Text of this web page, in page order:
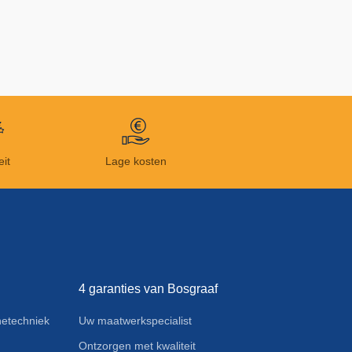
Lage kosten
4 garanties van Bosgraaf
Uw maatwerkspecialist
Ontzorgen met kwaliteit